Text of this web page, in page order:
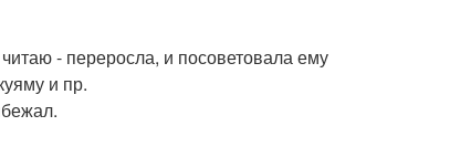
- переросла, и посоветовала ему
и пр.